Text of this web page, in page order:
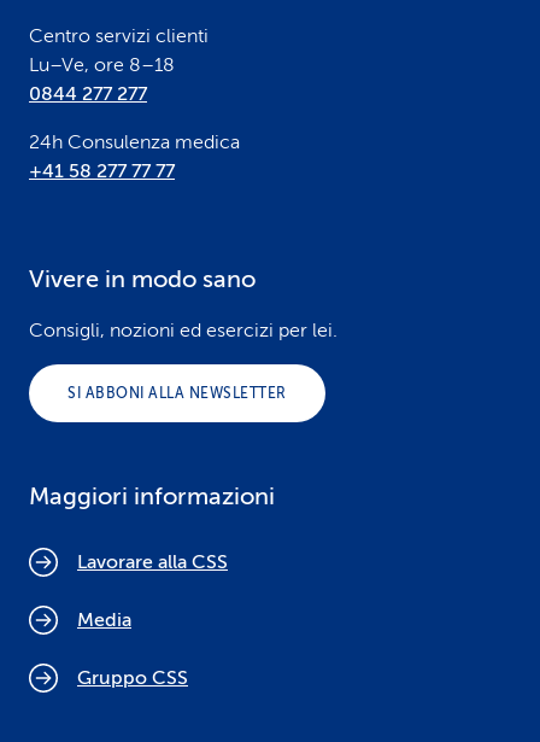
Centro servizi clienti
Lu–Ve, ore 8–18
0844 277 277
24h Consulenza medica
+41 58 277 77 77
Vivere in modo sano
Consigli, nozioni ed esercizi per lei.
SI ABBONI ALLA NEWSLETTER
Maggiori informazioni
Lavorare alla CSS
Media
Gruppo CSS